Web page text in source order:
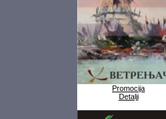
Promocija
Detalji